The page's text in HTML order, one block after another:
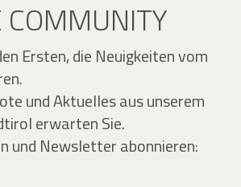
COMMUNITY
Ersten, die Neuigkeiten vom
und Aktuelles aus unserem
erwarten Sie.
und Newsletter abonnieren: